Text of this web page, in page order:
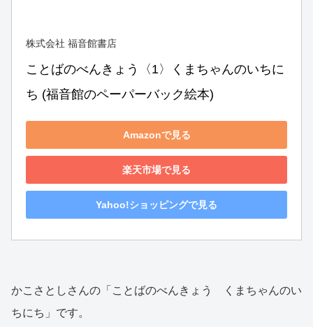
株式会社 福音館書店
ことばのべんきょう〈1〉くまちゃんのいちに
ち (福音館のペーパーバック絵本)
Amazonで見る
楽天市場で見る
Yahoo!ショッピングで見る
かこさとしさんの「ことばのべんきょう くまちゃんのい
ちにち」です。